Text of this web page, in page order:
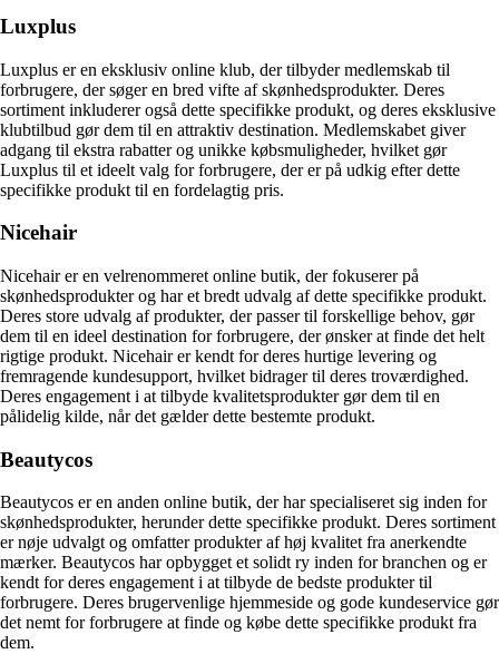
Luxplus
Luxplus er en eksklusiv online klub, der tilbyder medlemskab til
forbrugere, der søger en bred vifte af skønhedsprodukter. Deres
sortiment inkluderer også dette specifikke produkt, og deres eksklusive
klubtilbud gør dem til en attraktiv destination. Medlemskabet giver
adgang til ekstra rabatter og unikke købsmuligheder, hvilket gør
Luxplus til et ideelt valg for forbrugere, der er på udkig efter dette
specifikke produkt til en fordelagtig pris.
Nicehair
Nicehair er en velrenommeret online butik, der fokuserer på
skønhedsprodukter og har et bredt udvalg af dette specifikke produkt.
Deres store udvalg af produkter, der passer til forskellige behov, gør
dem til en ideel destination for forbrugere, der ønsker at finde det helt
rigtige produkt. Nicehair er kendt for deres hurtige levering og
fremragende kundesupport, hvilket bidrager til deres troværdighed.
Deres engagement i at tilbyde kvalitetsprodukter gør dem til en
pålidelig kilde, når det gælder dette bestemte produkt.
Beautycos
Beautycos er en anden online butik, der har specialiseret sig inden for
skønhedsprodukter, herunder dette specifikke produkt. Deres sortiment
er nøje udvalgt og omfatter produkter af høj kvalitet fra anerkendte
mærker. Beautycos har opbygget et solidt ry inden for branchen og er
kendt for deres engagement i at tilbyde de bedste produkter til
forbrugere. Deres brugervenlige hjemmeside og gode kundeservice gør
det nemt for forbrugere at finde og købe dette specifikke produkt fra
dem.